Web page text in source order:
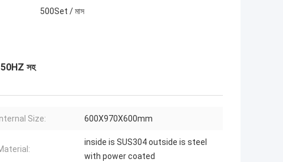
500Set / মাস
/ 50HZ সহ
Internal Size: 600X970X600mm
inside is SUS304 outside is steel
with power coated